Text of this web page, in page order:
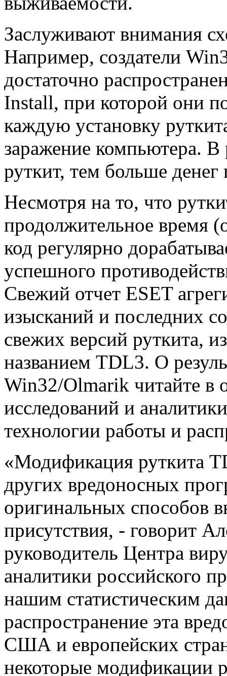
Заслуживают внимания
Например, создатели
достаточно
Install, при которой они
каждую установку
заражение компьютера. В
руткит, тем больше денег
Несмотря на то, что
продолжительное время
код регулярно
успешного
Свежий отчет ESET
изысканий и последних
свежих версий руткита,
названием TDL3. О
Win32/Olmarik читайте в
исследований и
технологии работы и
«Модификация руткита
других вредоносных
оригинальных способов
присутствия, - говорит
руководитель Центра
аналитики российского
нашим статистическим
распространение эта
США и европейских
некоторые модификации